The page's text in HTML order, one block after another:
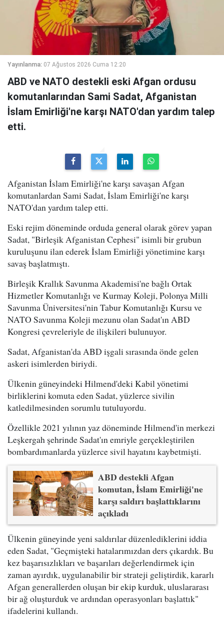
Yayınlanma: 07 Ağustos 2026 Cuma 12:20
ABD ve NATO destekli eski Afgan ordusu
komutanlarından Sami Sadat, Afganistan
İslam Emirliği'ne karşı NATO'dan yardım talep
etti.
Afganistan İslam Emirliği'ne karşı savaşan Afgan
komutanlardan Sami Sadat, İslam Emirliği'ne karşı
NATO'dan yardım talep etti.
Eski rejim döneminde orduda general olarak görev yapan
Sadat, "Birleşik Afganistan Cephesi" isimli bir grubun
kuruluşunu ilan ederek İslam Emirliği yönetimine karşı
savaş başlatmıştı.
Birleşik Krallık Savunma Akademisi'ne bağlı Ortak
Hizmetler Komutanlığı ve Kurmay Koleji, Polonya Milli
Savunma Üniversitesi'nin Tabur Komutanlığı Kursu ve
NATO Savunma Koleji mezunu olan Sadat'ın ABD
Kongresi çevreleriyle de ilişkileri bulunuyor.
Sadat, Afganistan'da ABD işgali sırasında önde gelen
askeri isimlerden biriydi.
Ülkenin güneyindeki Hilmend'deki Kabil yönetimi
birliklerini komuta eden Sadat, yüzlerce sivilin
katledilmesinden sorumlu tutuluyordu.
Özellikle 2021 yılının yaz döneminde Hilmend'in merkezi
Leşkergah şehrinde Sadat'ın emriyle gerçekleştirilen
bombardımanlarda yüzlerce sivil hayatını kaybetmişti.
ABD destekli Afgan
komutan, İslam Emirliği'ne
karşı saldırı başlattıklarını
açıkladı
Ülkenin güneyinde yeni saldırılar düzenlediklerini iddia
eden Sadat, "Geçmişteki hatalarımızdan ders çıkardık. Bu
kez başarısızlıkları ve başarıları değerlendirmek için
zaman ayırdık, uygulanabilir bir strateji geliştirdik, kararlı
Afgan generallerden oluşan bir ekip kurduk, uluslararası
bir ağ oluşturduk ve ardından operasyonları başlattık"
ifadelerini kullandı.